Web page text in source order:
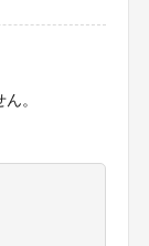
。